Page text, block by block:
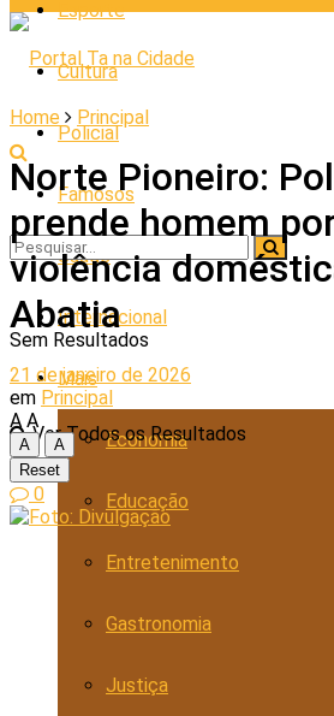
Esporte
Cultura
Policial
Famosos
Saúde
Internacional
Mais
Economia
Educação
Entretenimento
Gastronomia
Justiça
Sem Resultados
Ver Todos os Resultados
Home Principal
Norte Pioneiro:
prende homem
violência
Abatia
21 de janeiro de 2026
em Principal
A A
A
A
Reset
0